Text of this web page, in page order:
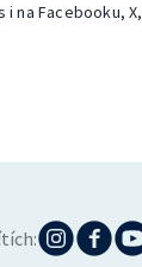
na Facebooku, X,